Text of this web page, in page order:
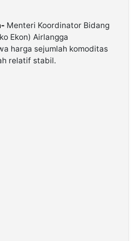
Menteri Koordinator Bidang
Ekon) Airlangga
harga sejumlah komoditas
relatif stabil.